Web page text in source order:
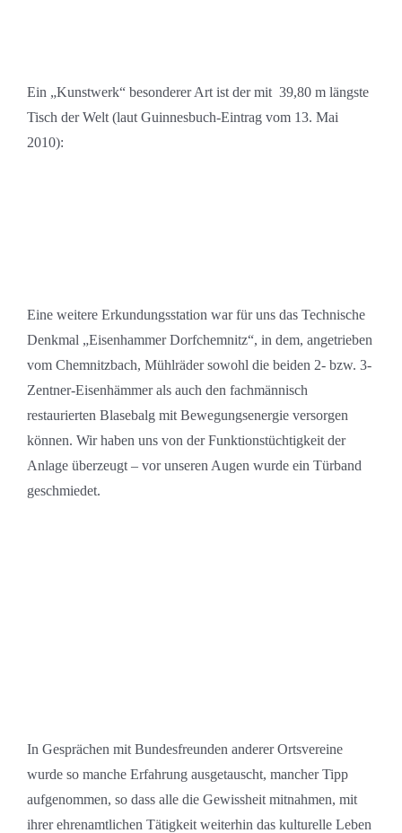
Ein „Kunstwerk“ besonderer Art ist der mit 39,80 m längste
Tisch der Welt (laut Guinnesbuch-Eintrag vom 13. Mai
2010):
Eine weitere Erkundungsstation war für uns das Technische
Denkmal „Eisenhammer Dorfchemnitz“, in dem, angetrieben
vom Chemnitzbach, Mühlräder sowohl die beiden 2- bzw. 3-
Zentner-Eisenhämmer als auch den fachmännisch
restaurierten Blasebalg mit Bewegungsenergie versorgen
können. Wir haben uns von der Funktionstüchtigkeit der
Anlage überzeugt – vor unseren Augen wurde ein Türband
geschmiedet.
In Gesprächen mit Bundesfreunden anderer Ortsvereine
wurde so manche Erfahrung ausgetauscht, mancher Tipp
aufgenommen, so dass alle die Gewissheit mitnahmen, mit
ihrer ehrenamtlichen Tätigkeit weiterhin das kulturelle Leben